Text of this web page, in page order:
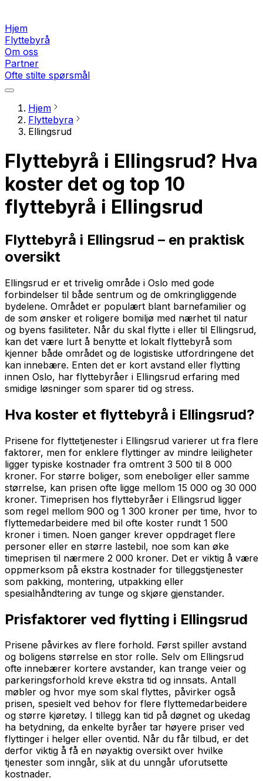
Hjem
Flyttebyrå
Om oss
Partner
Ofte stilte spørsmål
Hjem
Flyttebyra
Ellingsrud
Flyttebyrå i Ellingsrud? Hva
koster det og top 10
flyttebyrå i Ellingsrud
Flyttebyrå i Ellingsrud – en praktisk
oversikt
Ellingsrud er et trivelig område i Oslo med gode
forbindelser til både sentrum og de omkringliggende
bydelene. Området er populært blant barnefamilier og
de som ønsker et roligere bomiljø med nærhet til natur
og byens fasiliteter. Når du skal flytte i eller til Ellingsrud,
kan det være lurt å benytte et lokalt flyttebyrå som
kjenner både området og de logistiske utfordringene det
kan innebære. Enten det er kort avstand eller flytting
innen Oslo, har flyttebyråer i Ellingsrud erfaring med
smidige løsninger som sparer tid og stress.
Hva koster et flyttebyrå i Ellingsrud?
Prisene for flyttetjenester i Ellingsrud varierer ut fra flere
faktorer, men for enklere flyttinger av mindre leiligheter
ligger typiske kostnader fra omtrent 3 500 til 8 000
kroner. For større boliger, som eneboliger eller samme
størrelse, kan prisen ofte ligge mellom 15 000 og 30 000
kroner. Timeprisen hos flyttebyråer i Ellingsrud ligger
som regel mellom 900 og 1 300 kroner per time, hvor to
flyttemedarbeidere med bil ofte koster rundt 1 500
kroner i timen. Noen ganger krever oppdraget flere
personer eller en større lastebil, noe som kan øke
timeprisen til nærmere 2 000 kroner. Det er viktig å være
oppmerksom på ekstra kostnader for tilleggstjenester
som pakking, montering, utpakking eller
spesialhåndtering av tunge og skjøre gjenstander.
Prisfaktorer ved flytting i Ellingsrud
Prisene påvirkes av flere forhold. Først spiller avstand
og boligens størrelse en stor rolle. Selv om Ellingsrud
ofte innebærer kortere avstander, kan trange veier og
parkeringsforhold kreve ekstra tid og innsats. Antall
møbler og hvor mye som skal flyttes, påvirker også
prisen, spesielt ved behov for flere flyttemedarbeidere
og større kjøretøy. I tillegg kan tid på døgnet og ukedag
ha betydning, da enkelte byråer tar høyere priser ved
flyttinger i helger eller oventid. Når du får tilbud, er det
derfor viktig å få en nøyaktig oversikt over hvilke
tjenester som inngår, slik at du unngår uforutsette
kostnader.